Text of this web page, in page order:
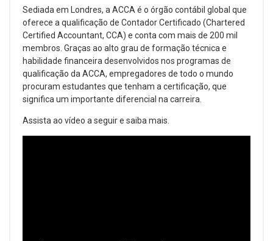
Sediada em Londres, a ACCA é o órgão contábil global que
oferece a qualificação de Contador Certificado (Chartered
Certified Accountant, CCA) e conta com mais de 200 mil
membros. Graças ao alto grau de formação técnica e
habilidade financeira desenvolvidos nos programas de
qualificação da ACCA, empregadores de todo o mundo
procuram estudantes que tenham a certificação, que
significa um importante diferencial na carreira.
Assista ao vídeo a seguir e saiba mais.